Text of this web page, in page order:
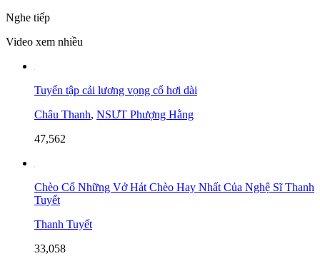
Nghe tiếp
Video xem nhiều
Tuyển tập cải lương vọng cổ hơi dài
Châu Thanh, NSƯT Phượng Hằng
47,562
Chèo Cổ Những Vở Hát Chèo Hay Nhất Của Nghệ Sĩ Thanh
Tuyết
Thanh Tuyết
33,058